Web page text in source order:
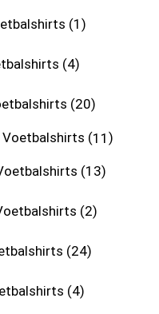
1
4
20
Voetbalshirts 11
13
2
24
4